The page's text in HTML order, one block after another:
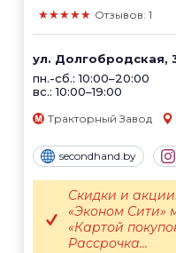
★★★★★ Отзывов: 1
ул. Долгобродская,
пн.-сб.: 10:00–20:00
вс.: 10:00–19:00
Тракторный Завод
secondhand.by
Скидки и
«Эконом Сити»
«Картой
Рассрочка...